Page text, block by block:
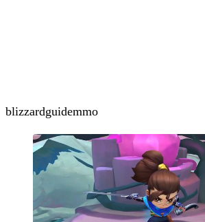
blizzardguidemmo